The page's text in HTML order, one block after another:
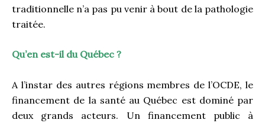
traditionnelle n’a pas pu venir à bout de la pathologie
traitée.
Qu’en est-il du Québec ?
A l’instar des autres régions membres de l’OCDE, le
financement de la santé au Québec est dominé par
deux grands acteurs. Un financement public à